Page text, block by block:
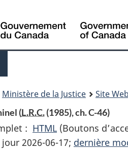
Ministère de la Justice Site
(L.R.C.(1985), ch. C-46)
: HTML Texte
complet
(Boutons
2026-06-17; dernière